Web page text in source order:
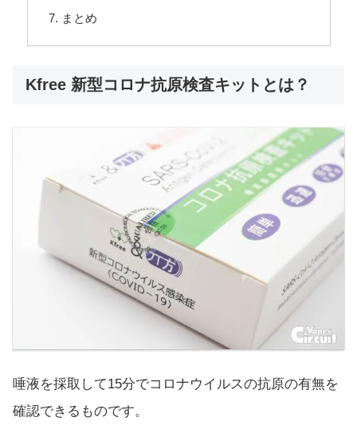
まとめ
Kfree 新型コロナ抗原検査キットとは？
唾液を採取して15分でコロナウイルスの抗原の有無を
確認できるものです。